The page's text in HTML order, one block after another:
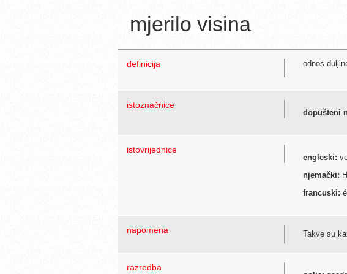
mjerilo visina
definicija odnos
istoznačnice
dopušteni
istovrijednice
engleski:
njemački:
francuski:
napomena Takve su
razredba